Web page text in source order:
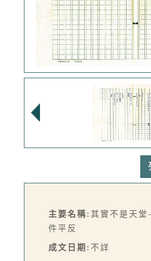
主要名稱: 其實不是天
件平反
成文日期: 不詳